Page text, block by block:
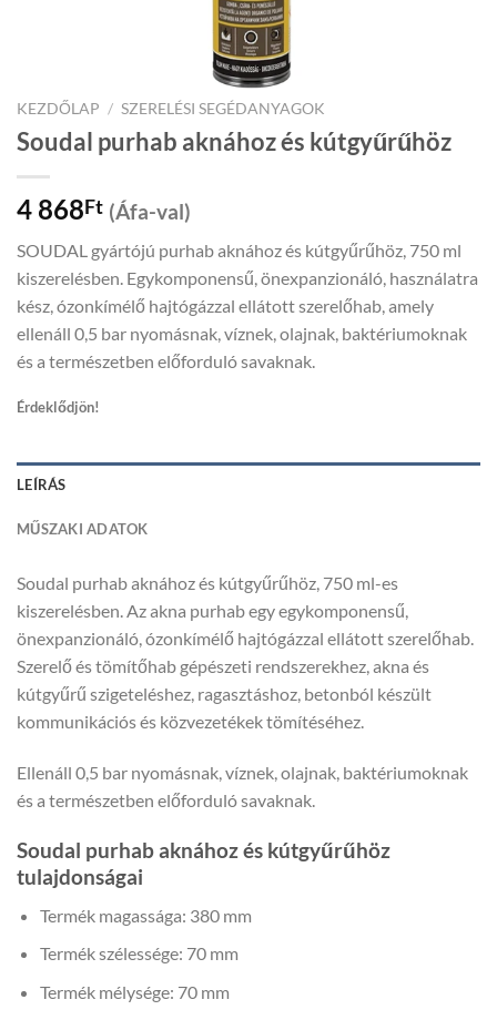
KEZDŐLAP / SZERELÉSI SEGÉDANYAGOK
Soudal purhab aknához és kútgyűrűhöz
4 868Ft (Áfa-val)
SOUDAL gyártójú purhab aknához és kútgyűrűhöz, 750 ml
kiszerelésben. Egykomponensű, önexpanzionáló, használatra
kész, ózonkímélő hajtógázzal ellátott szerelőhab, amely
ellenáll 0,5 bar nyomásnak, víznek, olajnak, baktériumoknak
és a természetben előforduló savaknak.
Érdeklődjön!
LEÍRÁS
MŰSZAKI ADATOK
Soudal purhab aknához és kútgyűrűhöz, 750 ml-es
kiszerelésben. Az akna purhab egy egykomponensű,
önexpanzionáló, ózonkímélő hajtógázzal ellátott szerelőhab.
Szerelő és tömítőhab gépészeti rendszerekhez, akna és
kútgyűrű szigeteléshez, ragasztáshoz, betonból készült
kommunikációs és közvezetékek tömítéséhez.
Ellenáll 0,5 bar nyomásnak, víznek, olajnak, baktériumoknak
és a természetben előforduló savaknak.
Soudal purhab aknához és kútgyűrűhöz
tulajdonságai
Termék magassága: 380 mm
Termék szélessége: 70 mm
Termék mélysége: 70 mm